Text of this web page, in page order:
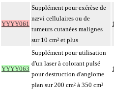
YYYY061
Supplément pour exérèse de
nævi cellulaires ou de
tumeurs cutanées malignes
sur 10 cm² et plus
YYYY063
Supplément pour utilisation
d'un laser à colorant pulsé
pour destruction d'angiome
plan sur 200 cm² à 350 cm²